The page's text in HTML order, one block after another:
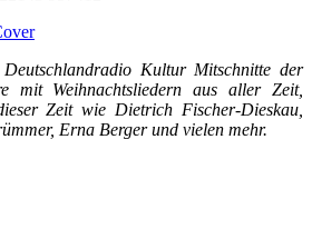
Kultur Mitschnitte der
mit Weihnachtsliedern aus aller Zeit,
Zeit wie Dietrich Fischer-Dieskau,
Erna Berger und vielen mehr.